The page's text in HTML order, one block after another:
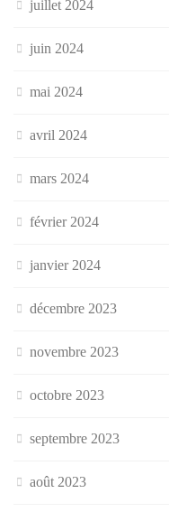
juillet 2024
juin 2024
mai 2024
avril 2024
mars 2024
février 2024
janvier 2024
décembre 2023
novembre 2023
octobre 2023
septembre 2023
août 2023